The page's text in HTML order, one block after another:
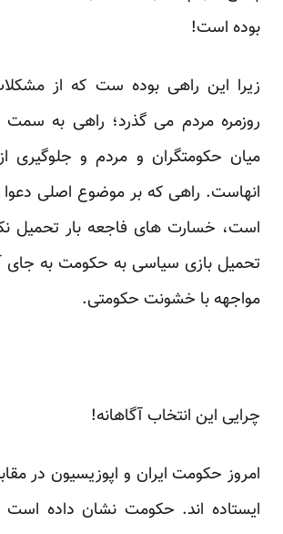
بوده است!
زیرا این راهی بوده ست که از
روزمره مردم می گذرد؛ راهی به
میان حکومتگران و مردم و جلوگیری
انهاست. راهی که بر موضوع اصلی
است، خسارت های فاجعه بار تحمیل
تحمیل بازی سیاسی به حکومت به جای
مواجهه با خشونت حکومتی.
چرایی این انتخاب آگاهانه!
امروز حکومت ایران و اپوزیسیون در
ایستاده اند. حکومت نشان داده است